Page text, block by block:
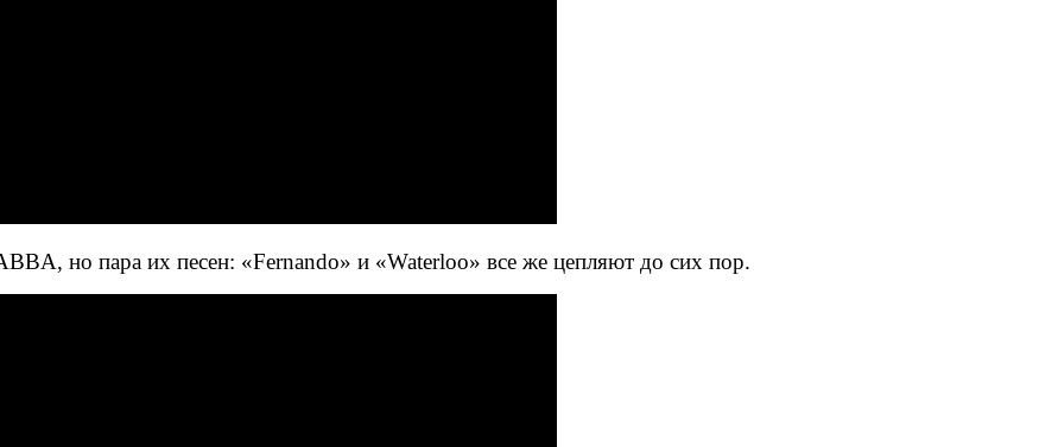
но пара их песен: «Fernando» и «Waterloo» все же цепляют до сих пор.